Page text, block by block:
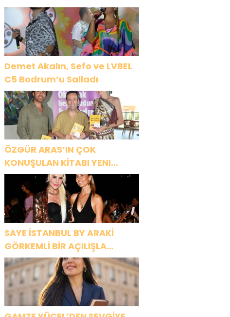
NR1 MAGAZİN’DE: “SON
ASSOLİST OLARAK VAR
OLACAĞIM!”
Demet Akalın, Sefo ve LVBEL
C5 Bodrum’u Salladı
ÖZGÜR ARAS’IN ÇOK
KONUŞULAN KİTABI YENI
BASKISINI TITANIC LUXURY
COLLECTION BODRUM’DA
KUTLADI
SAYE İSTANBUL BY ARAKİ
GÖRKEMLİ BİR AÇILIŞLA
KAPILARINI AÇTI!